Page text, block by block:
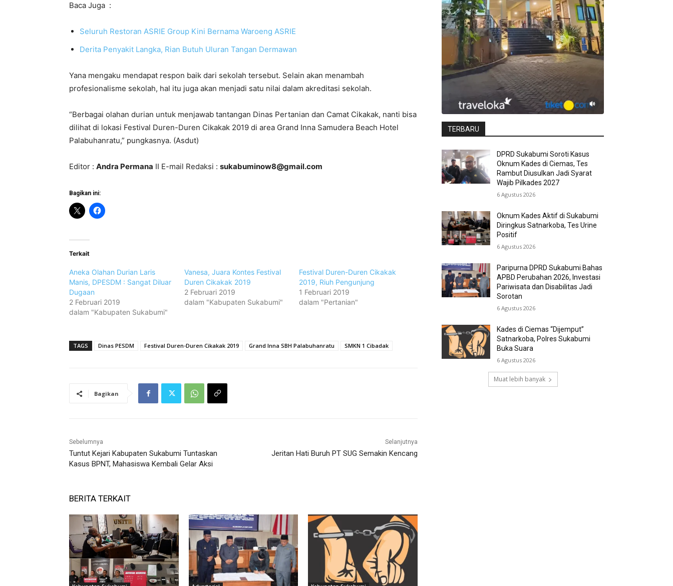
Baca Juga :
Seluruh Restoran ASRIE Group Kini Bernama Waroeng ASRIE
Derita Penyakit Langka, Rian Butuh Uluran Tangan Dermawan
Yana mengaku mendapat respon baik dari sekolah tersebut. Selain akan menambah
profesionalisme sekolah, hal itu juga akan menjadi satu nilai dalam akreditasi sekolah.
“Berbagai olahan durian untuk menjawab tantangan Dinas Pertanian dan Camat Cikakak, nanti bisa
dilihat di lokasi Festival Duren-Duren Cikakak 2019 di area Grand Inna Samudera Beach Hotel
Palabuhanratu,” pungkasnya. (Asdut)
Editor : Andra Permana II E-mail Redaksi : sukabuminow8@gmail.com
Bagikan ini:
Terkait
Aneka Olahan Durian Laris
Manis, DPESDM : Sangat Diluar
Dugaan
2 Februari 2019
dalam "Kabupaten Sukabumi"
Vanesa, Juara Kontes Festival
Duren Cikakak 2019
2 Februari 2019
dalam "Kabupaten Sukabumi"
Festival Duren-Duren Cikakak
2019, Riuh Pengunjung
1 Februari 2019
dalam "Pertanian"
TAGS Dinas PESDM Festival Duren-Duren Cikakak 2019 Grand Inna SBH Palabuhanratu SMKN 1 Cibadak
Bagikan
Sebelumnya
Tuntut Kejari Kabupaten Sukabumi Tuntaskan
Kasus BPNT, Mahasiswa Kembali Gelar Aksi
Selanjutnya
Jeritan Hati Buruh PT SUG Semakin Kencang
BERITA TERKAIT
TERBARU
DPRD Sukabumi Soroti Kasus
Oknum Kades di Ciemas, Tes
Rambut Diusulkan Jadi Syarat
Wajib Pilkades 2027
6 Agustus 2026
Oknum Kades Aktif di Sukabumi
Diringkus Satnarkoba, Tes Urine
Positif
6 Agustus 2026
Paripurna DPRD Sukabumi Bahas
APBD Perubahan 2026, Investasi
Pariwisata dan Disabilitas Jadi
Sorotan
6 Agustus 2026
Kades di Ciemas “Dijemput”
Satnarkoba, Polres Sukabumi
Buka Suara
6 Agustus 2026
Muat lebih banyak